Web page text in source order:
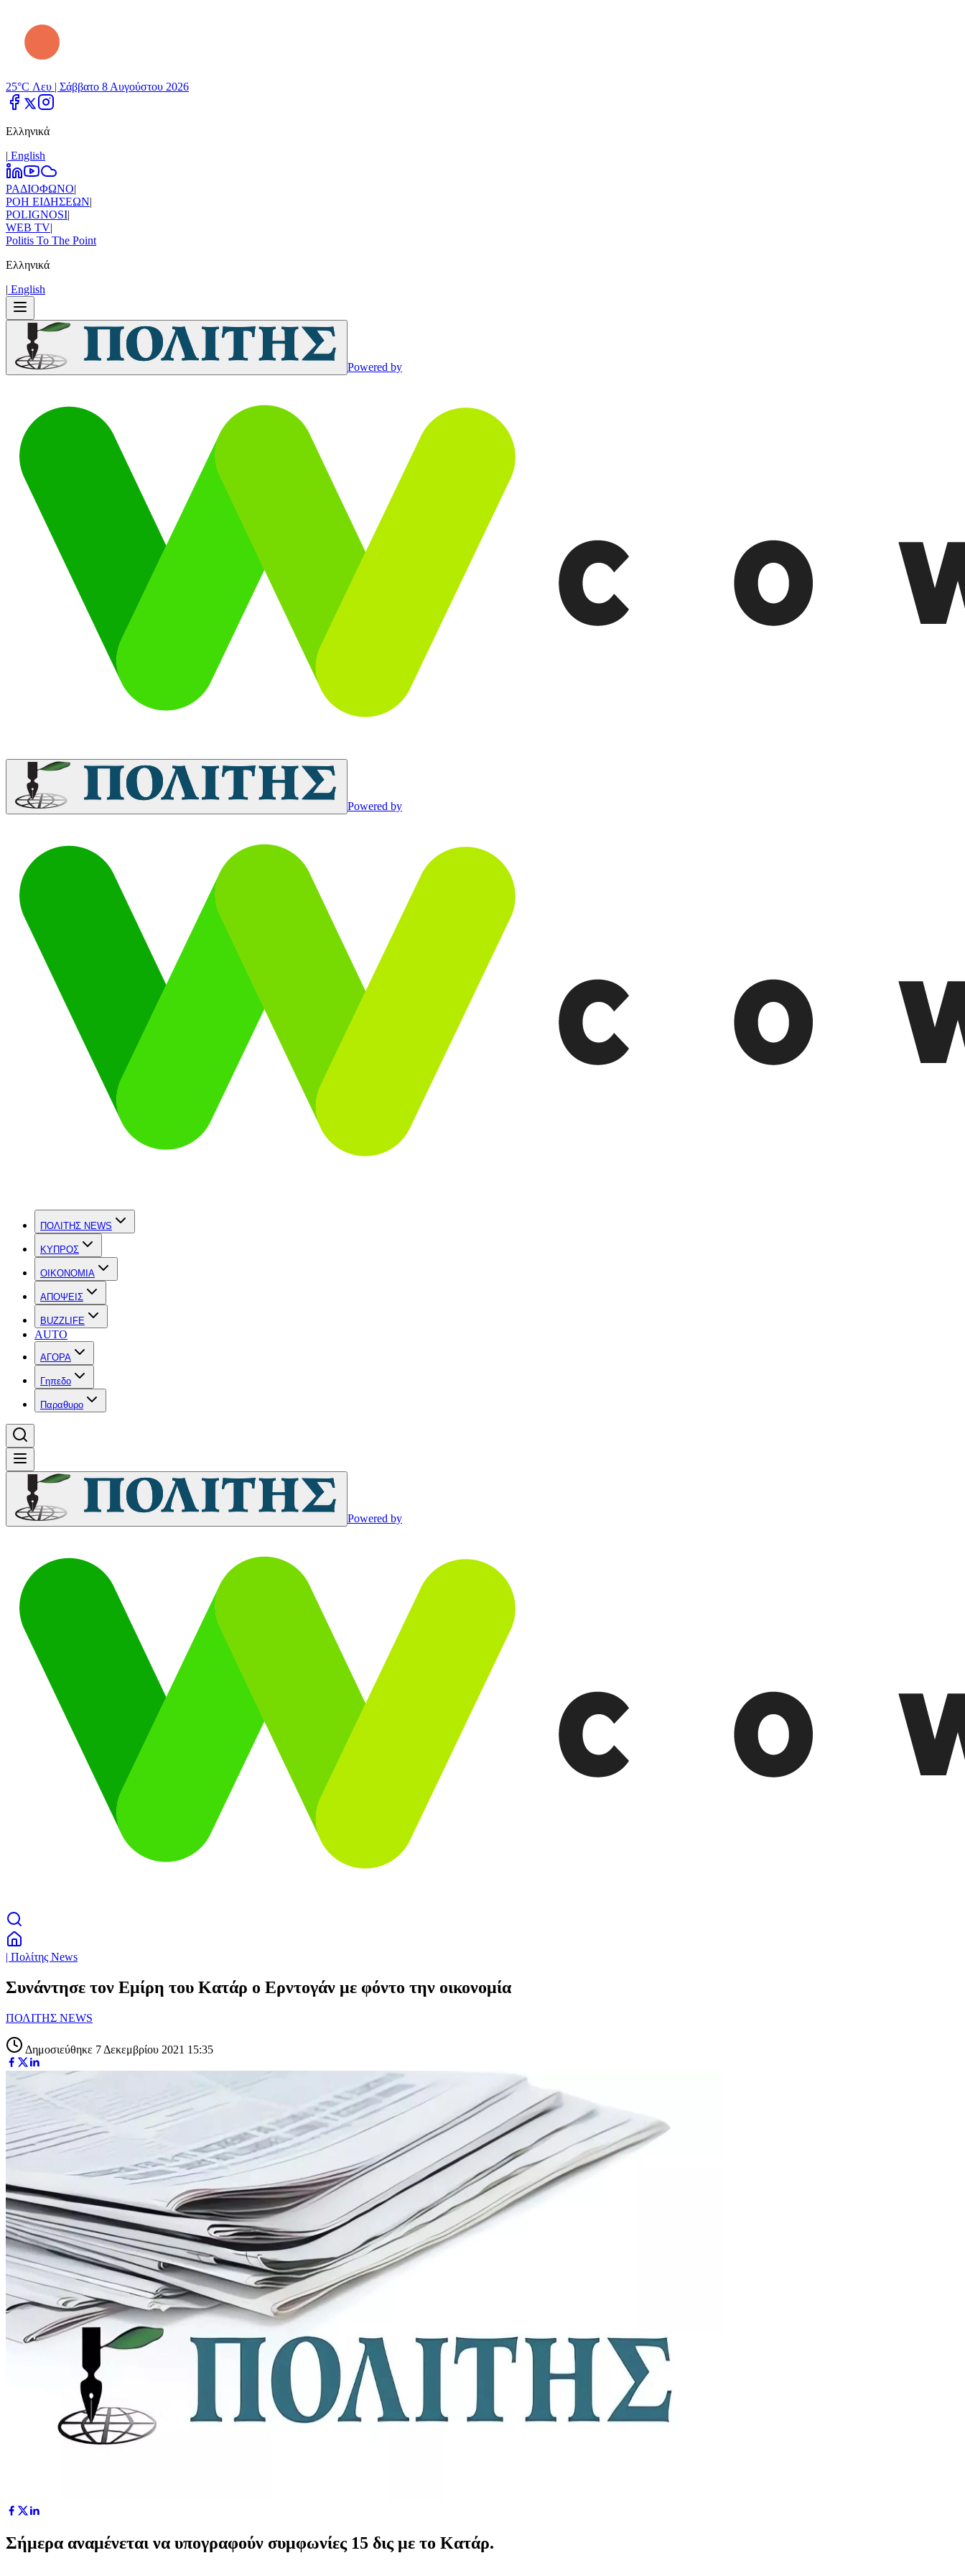
25°C Λευ | Σάββατο 8 Αυγούστου 2026
Ελληνικά
| Εnglish
ΡΑΔΙΟΦΩΝΟ|
ΡΟΗ ΕΙΔΗΣΕΩΝ|
POLIGNOSI|
WEB TV|
Politis To The Point
Ελληνικά
| Εnglish
Powered by
Powered by
ΠΟΛΙΤΗΣ NEWS
ΚΥΠΡΟΣ
OIKONOMIA
ΑΠΟΨΕΙΣ
BUZZLIFE
AUTO
ΑΓΟΡΑ
Γηπεδο
Παραθυρο
Powered by
| Πολίτης News
Συνάντησε τον Εμίρη του Κατάρ ο Ερντογάν με φόντο την οικονομία
ΠΟΛΙΤΗΣ NEWS
Δημοσιεύθηκε 7 Δεκεμβρίου 2021 15:35
Σήμερα αναμένεται να υπογραφούν συμφωνίες 15 δις με το Κατάρ.